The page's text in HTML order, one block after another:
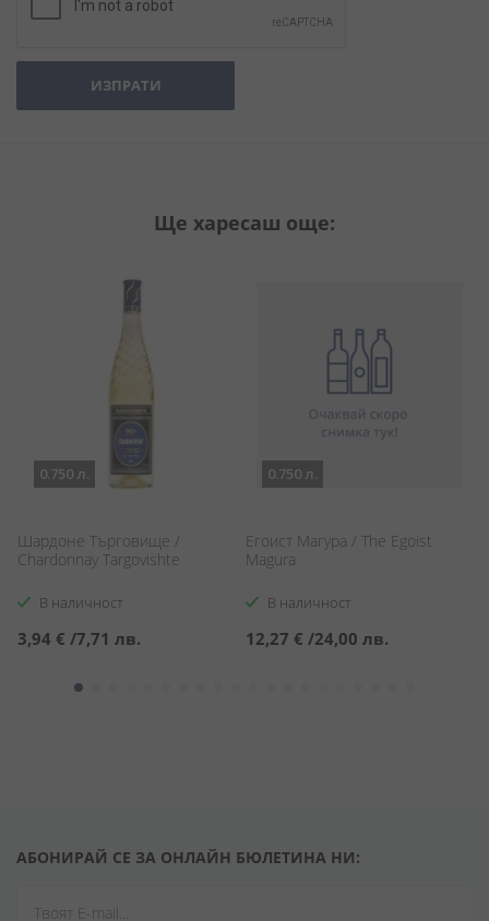
ИЗПРАТИ
Ще харесаш още:
0.750 л.
Шардоне Търговище /
Chardonnay Targovishte
В наличност
3,94 € /7,71 лв.
0.750 л.
Егоист Магура / The Egoist
Magura
В наличност
12,27 € /24,00 лв.
АБОНИРАЙ СЕ ЗА ОНЛАЙН БЮЛЕТИНА НИ: